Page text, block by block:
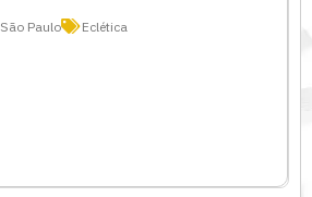
São Paulo Eclética